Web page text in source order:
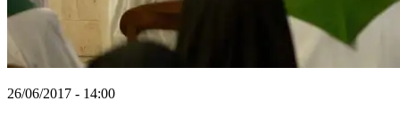
26/06/2017 - 14:00